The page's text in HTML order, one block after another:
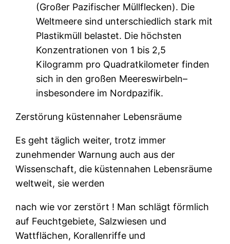
(Großer Pazifischer Müllflecken). Die
Weltmeere sind unterschiedlich stark mit
Plastikmüll belastet. Die höchsten
Konzentrationen von 1 bis 2,5
Kilogramm pro Quadratkilometer finden
sich in den großen Meereswirbeln–
insbesondere im Nordpazifik.
Zerstörung küstennaher Lebensräume
Es geht täglich weiter, trotz immer
zunehmender Warnung auch aus der
Wissenschaft, die küstennahen Lebensräume
weltweit, sie werden
nach wie vor zerstört ! Man schlägt förmlich
auf Feuchtgebiete, Salzwiesen und
Wattflächen, Korallenriffe und